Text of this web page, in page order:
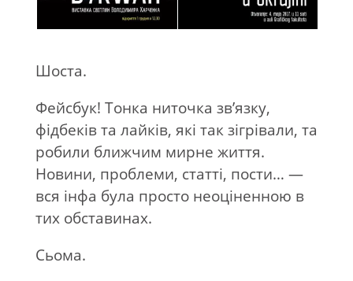
Шоста.
Фейсбук! Тонка ниточка зв’язку,
фідбеків та лайків, які так зігрівали, та
робили ближчим мирне життя.
Новини, проблеми, статті, пости… —
вся інфа була просто неоціненною в
тих обставинах.
Сьома.